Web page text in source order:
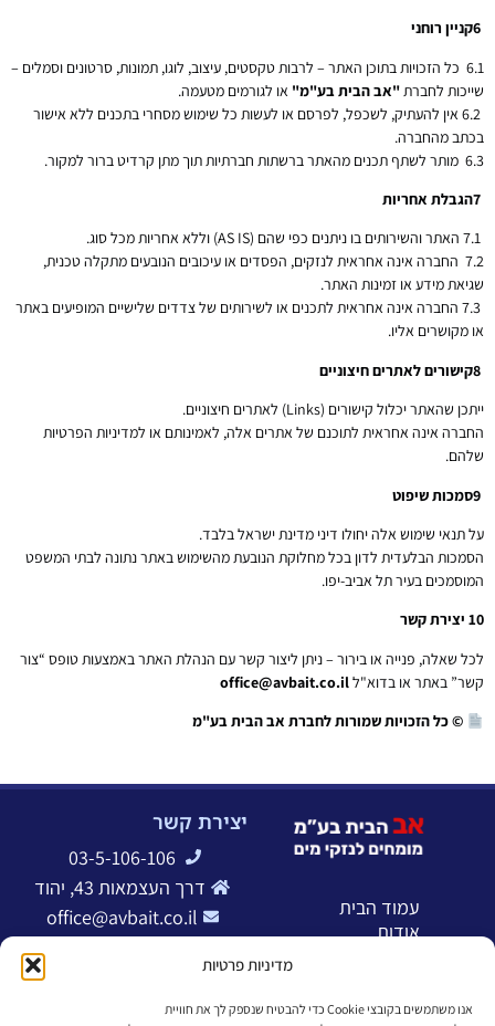
מדיניות פרטיות
אנו משתמשים בקובצי Cookie כדי להבטיח שנספק לך את חוויית
קניין רוחני
6.1 כל הזכויות בתוכן האתר – לרבות טקסטים, עיצוב, לוגו, תמונות, סרטונים וסמלים –
שייכות לחברת"אב הבית בע"מ" או לגורמים מטעמה.
6.2 אין להעתיק, לשכפל, לפרסם או לעשות כל שימוש מסחרי בתכנים ללא אישור
בכתב מהחברה.
6.3 מותר לשתף תכנים מהאתר ברשתות חברתיות תוך מתן קרדיט ברור למקור.
הגבלת אחריות
7.2 החברה אינה אחראית לנזקים, הפסדים או עיכובים הנובעים מתקלה טכנית,
שגיאת מידע או זמינות האתר.
7.3 החברה אינה אחראית לתכנים או לשירותים של צדדים שלישיים המופיעים באתר
או מקושרים אליו.
קישורים לאתרים חיצוניים
ייתכן שהאתר יכלול קישורים (Links) לאתרים חיצוניים.
החברה אינה אחראית לתוכנם של אתרים אלה, לאמינותם או למדיניות הפרטיות
שלהם.
סמכות שיפוט
על תנאי שימוש אלה יחולו דיני מדינת ישראל בלבד.
הסמכות הבלעדית לדון בכל מחלוקת הנובעת מהשימוש באתר נתונה לבתי המשפט
המוסמכים בעיר תל אביב-יפו.
10 יצירת קשר
לכל שאלה, פנייה או בירור – ניתן ליצור קשר עם הנהלת האתר באמצעות טופס “צור
קשר” באתר או בדוא"לoffice@avbait.co.il
©כל הזכויות שמורות לחברת אב הבית בע"מ
עמוד הבית
אודות
תיקון ללא הרס
יצירת קשר
03-5-106-106
דרך העצמאות 43, יהוד
office@avbait.co.il